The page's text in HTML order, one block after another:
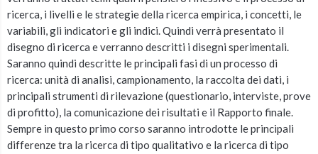
ricerca, i livelli e le strategie della ricerca empirica, i concetti, le
variabili, gli indicatori e gli indici. Quindi verrà presentato il
disegno di ricerca e verranno descritti i disegni sperimentali.
Saranno quindi descritte le principali fasi di un processo di
ricerca: unità di analisi, campionamento, la raccolta dei dati, i
principali strumenti di rilevazione (questionario, interviste, prove
di profitto), la comunicazione dei risultati e il Rapporto finale.
Sempre in questo primo corso saranno introdotte le principali
differenze tra la ricerca di tipo qualitativo e la ricerca di tipo